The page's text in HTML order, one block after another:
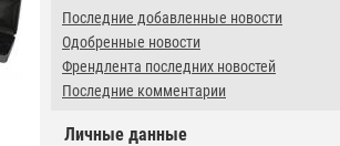
Последние добавленные новости
Одобренные новости
Френдлента последних новостей
Последние комментарии
Личные данные